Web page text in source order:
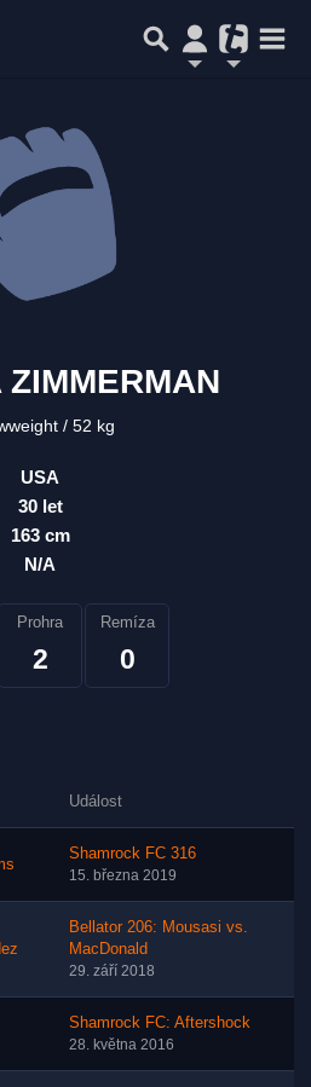
ZIMMERMAN
52 kg
USA
30 let
163 cm
N/A
Prohra
2
Remíza
0
Událost
Shamrock FC 316
15. března 2019
Bellator 206: Mousasi vs.
MacDonald
29. září 2018
Shamrock FC: Aftershock
28. května 2016